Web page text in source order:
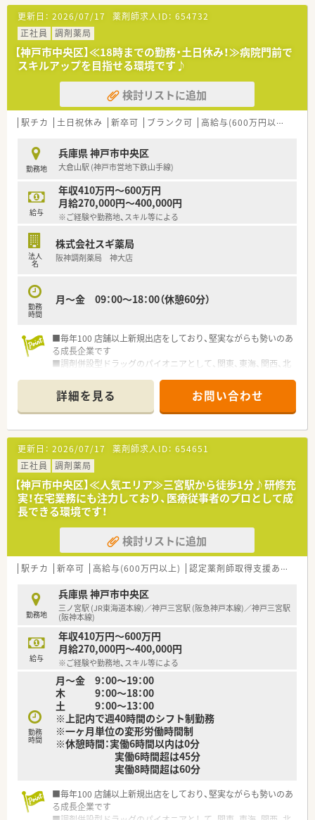
【募集背景と求める人物像について】
■地域医療への貢献をさらに強化していくための、組織体制拡充
に伴う増員募集です。
■一つの企業で腰を据えてキャリアを築きたいという、長期就業
の意欲がある方を求めます。
■多様な処方箋に触れられる環境のため、向上心を持ってスキル
アップしたい方を歓迎します。
【法人特徴について】
■兵庫県と大阪府を中心に、約60店舗の調剤薬局を地域に密着
■医療モール内の大型薬局からドラッグストア併設店まで、多様
な形態で運営しています。
■従業員がいきいきと働ける環境づくりを信念に、福利厚生の充
実に努めています。
【こんな取り組みをしています】
■かかりつけ薬局として、管理栄養士による栄養指導や在宅訪問
■自治体と協力した健康相談会を実施するなど、地域住民のセル
フメディケーション支援に貢献しています。
更新日： 2026/07/17 薬剤師求人ID： 654732
正社員
調剤薬局
【神戸市中央区】≪18時までの勤務・土日休み！≫病院門前で
スキルアップを目指せる環境です♪
検討リストに追加
駅チカ 土日祝休み 新卒可 ブランク可 高給与(600万円以上)
勤務地
兵庫県 神戸市中央区
大倉山駅 (神戸市営地下鉄山手線)
給与
年収410万円～600万円
月給270,000円～400,000円
※ご経験や勤務地、スキル等による
法人
名
株式会社スギ薬局
阪神調剤薬局 神大店
勤務
時間
月～金 09：00～18：00（休憩60分）
■毎年100 店舗以上新規出店をしており、堅実ながらも勢いのあ
る成長企業です
■調剤併設型ドラッグのパイオニアとして、関東、東海、関西、北
■研修制度は様々なプランがあり、集合研修だけでなく任意で受
講可能な研修も幅広く用意されています
■店舗で活躍する従業員、社外で活躍する従業員、将来経営幹部
となる従業員など、薬剤師として様々な活躍ができるフィールド
を用意されています
■総合薬剤師・調剤薬剤師（土日休み・19時までの勤務）どちらか
の働き方を選択できます
■調剤併設型だけでなく「医療モール・クリニック併設店舗」「敷
地内薬局」「訪問調剤特化型店舗」など様々な店舗を運営してい
ます
■在宅医療にも積極的取り組んでおり「訪問調剤特化型店舗」を
50店舗以上、無菌調剤室は業界最多の51店舗設置しています
■「プラチナくるみん認定企業」「健康経営優良法人2023（大規模
法人部門）認定」等を取得し一人ひとりが働きやすい環境が整備
されています
があるのも特徴です
詳細を見る お問い合わせ
更新日： 2026/07/17 薬剤師求人ID： 654651
正社員
調剤薬局
【神戸市中央区】≪人気エリア≫三宮駅から徒歩1分♪研修充
実！在宅業務にも注力しており、医療従事者のプロとして成
長できる環境です！
検討リストに追加
駅チカ 新卒可 高給与(600万円以上) 認定薬剤師取得支援あり
勤務地
兵庫県 神戸市中央区
三ノ宮駅 (JR東海道本線)／神戸三宮駅 (阪急神戸本線)／神戸三宮駅
(阪神本線)
給与
年収410万円～600万円
月給270,000円～400,000円
※ご経験や勤務地、スキル等による
勤務
時間
月～金 9：00～19：00
木 9：00～18：00
土 9：00～13：00
※上記内で週40時間のシフト制勤務
※一ヶ月単位の変形労働時間制
※休憩時間：実働6時間以内は0分
実働6時間超は45分
実働8時間超は60分
■毎年100 店舗以上新規出店をしており、堅実ながらも勢いのあ
る成長企業です